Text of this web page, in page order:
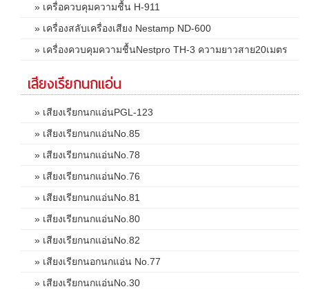
» เครื่อควบคุมความชื้น H-911
» เครื่องสลับเครื่องเสียง Nestamp ND-600
» เครื่องควบคุมความชื้นNestpro TH-3 ความยาวสาย20เมตร
เสียงเรียกนกแอ่น
» เสียงเรียกนกแอ่นPGL-123
» เสียงเรียกนกแอ่นNo.85
» เสียงเรียกนกแอ่นNo.78
» เสียงเรียกนกแอ่นNo.76
» เสียงเรียกนกแอ่นNo.81
» เสียงเรียกนกแอ่นNo.80
» เสียงเรียกนกแอ่นNo.82
» เสียงเรียกนอกนกแอ่น No.77
» เสียงเรียกนกแอ่นNo.30